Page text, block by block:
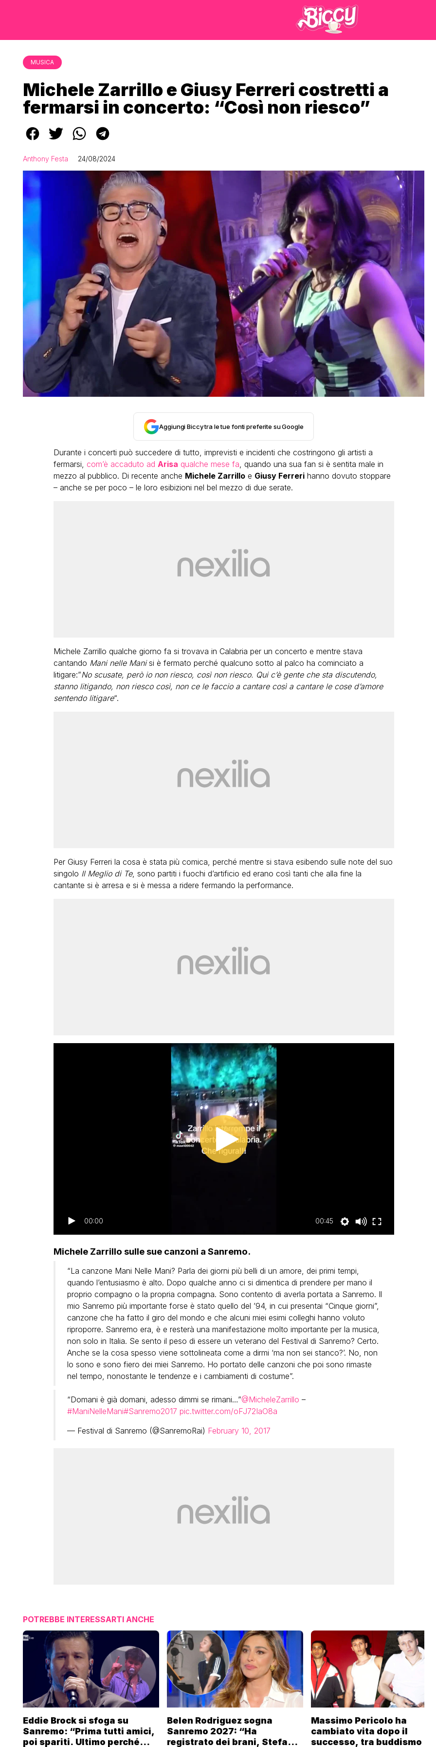
MUSICA
Michele Zarrillo e Giusy Ferreri costretti a
fermarsi in concerto: “Così non riesco”
Anthony Festa 24/08/2024
Aggiungi Biccy tra le tue fonti preferite su Google
Durante i concerti può succedere di tutto, imprevisti e incidenti che costringono gli artisti a
fermarsi, com’è accaduto ad Arisa qualche mese fa, quando una sua fan si è sentita male in
mezzo al pubblico. Di recente anche Michele Zarrilloe Giusy Ferrerihanno dovuto stoppare
– anche se per poco – le loro esibizioni nel bel mezzo di due serate.
Michele Zarrillo qualche giorno fa si trovava in Calabria per un concerto e mentre stava
cantando Mani nelle Manisi è fermato perché qualcuno sotto al palco ha cominciato a
litigare:”No scusate, però io non riesco, così non riesco. Qui c’è gente che sta discutendo,
stanno litigando, non riesco così, non ce le faccio a cantare così a cantare le cose d’amore
sentendo litigare“.
Per Giusy Ferreri la cosa è stata più comica, perché mentre si stava esibendo sulle note del suo
singolo Il Meglio di Te, sono partiti i fuochi d’artificio ed erano così tanti che alla fine la
cantante si è arresa e si è messa a ridere fermando la performance.
00:00 00:45
Michele Zarrillo sulle sue canzoni a Sanremo.
“La canzone Mani Nelle Mani? Parla dei giorni più belli di un amore, dei primi tempi,
quando l’entusiasmo è alto. Dopo qualche anno ci si dimentica di prendere per mano il
proprio compagno o la propria compagna. Sono contento di averla portata a Sanremo. Il
mio Sanremo più importante forse è stato quello del ’94, in cui presentai “Cinque giorni”,
canzone che ha fatto il giro del mondo e che alcuni miei esimi colleghi hanno voluto
riproporre. Sanremo era, è e resterà una manifestazione molto importante per la musica,
non solo in Italia. Se sento il peso di essere un veterano del Festival di Sanremo? Certo.
Anche se la cosa spesso viene sottolineata come a dirmi ‘ma non sei stanco?’. No, non
lo sono e sono fiero dei miei Sanremo. Ho portato delle canzoni che poi sono rimaste
nel tempo, nonostante le tendenze e i cambiamenti di costume”.
“Domani è già domani, adesso dimmi se rimani…”@MicheleZarrillo –
#ManiNelleMani#Sanremo2017 pic.twitter.com/oFJ72IaO8a
— Festival di Sanremo (@SanremoRai) February 10, 2017
POTREBBE INTERESSARTI ANCHE
Eddie Brock si sfoga su
Sanremo: “Prima tutti amici,
poi spariti. Ultimo perché
Belen Rodriguez sogna
Sanremo 2027: “Ha
registrato dei brani, Stefano
Massimo Pericolo ha
cambiato vita dopo il
successo, tra buddismo e
dive compie 15 anni: il video
completo